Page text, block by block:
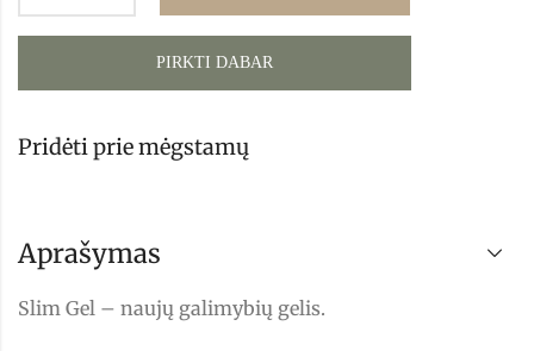
PIRKTI DABAR
Pridėti prie mėgstamų
Aprašymas
Slim Gel – naujų galimybių gelis.